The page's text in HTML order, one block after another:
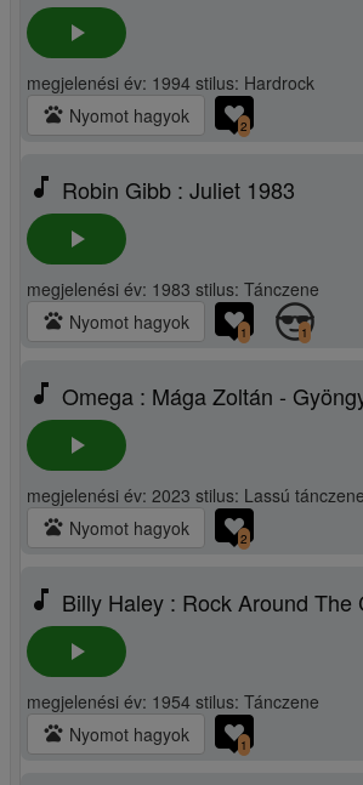
play_arrow
megjelenési év: 1994 stilus: Hardrock
pets Nyomot hagyok 2
music_note Robin Gibb : Juliet 1983
play_arrow
megjelenési év: 1983 stilus: Tánczene
pets Nyomot hagyok 1 1
music_note Omega : Mága Zoltán -
play_arrow
megjelenési év: 2023 stilus: Lassú tánczene
pets Nyomot hagyok 2
music_note Billy Haley : Rock Around The
play_arrow
megjelenési év: 1954 stilus: Tánczene
pets Nyomot hagyok 1